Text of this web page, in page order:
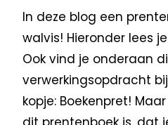
In deze blog een
walvis! Hieronder lees
Ook vind je onderaan
verwerkingsopdracht
kopje: Boekenpret!